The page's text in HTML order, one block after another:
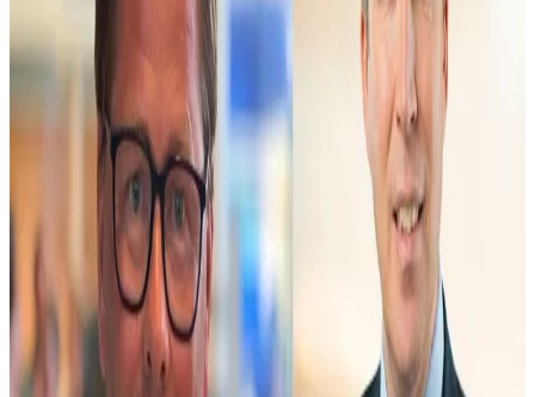
2026-08-07 18:54
7 min 34s
Intervjuer
Pourmokhtari: Maffiametoder från S
2026-08-07 18:41
Sjätte V-ledamoten i brevkampanjen
2026-08-07 15:09